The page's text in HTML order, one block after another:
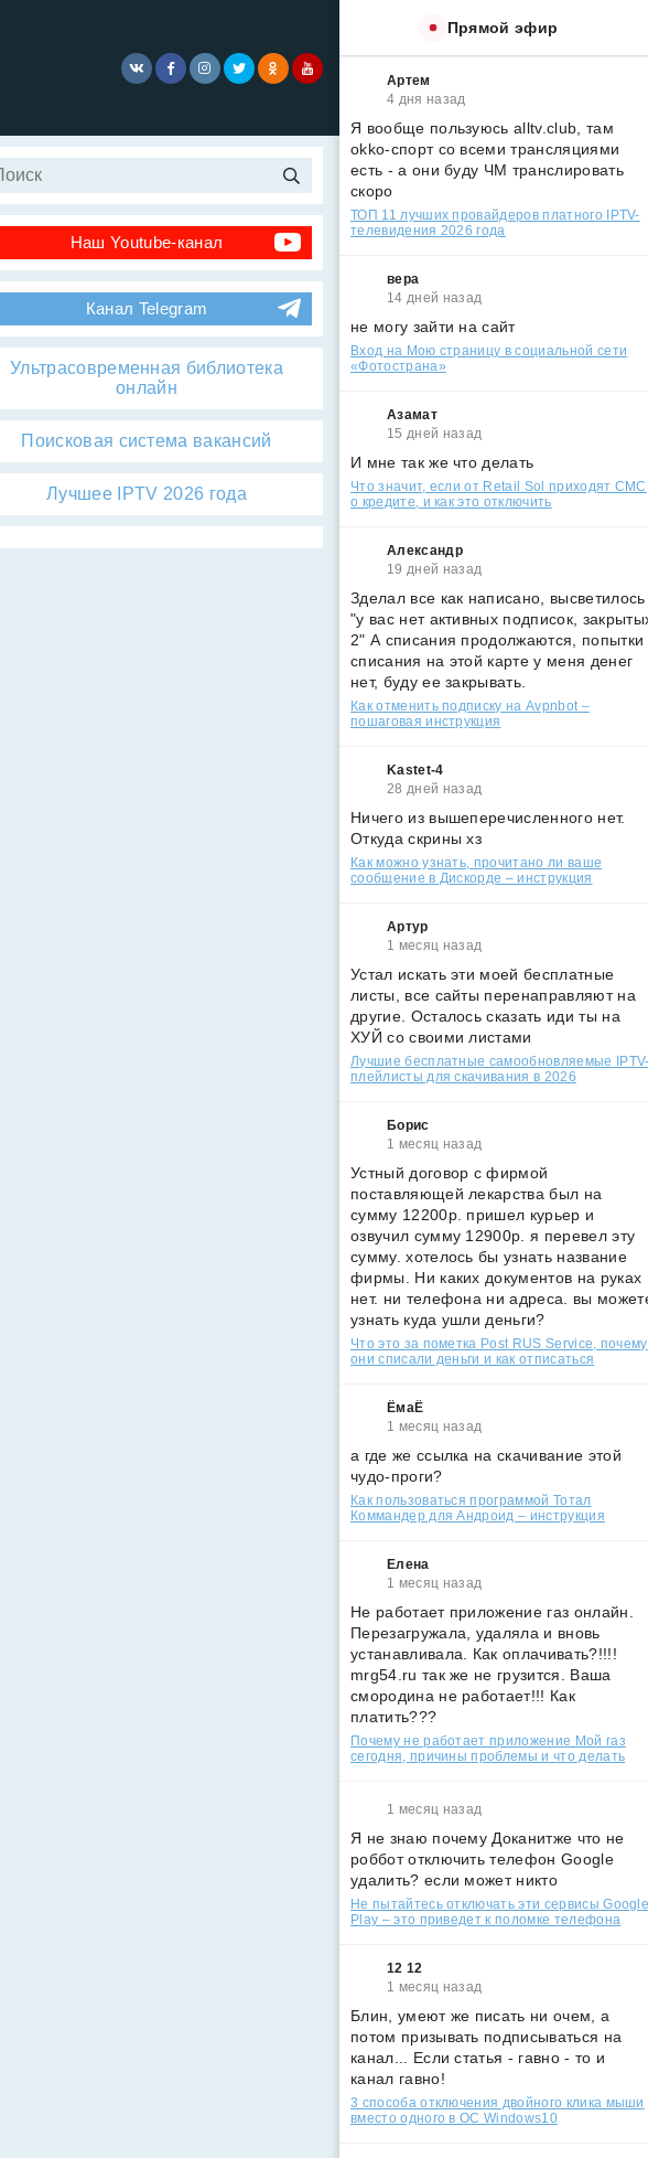
Наш Youtube-канал
Канал Telegram
Ультрасовременная библиотека
онлайн
Поисковая система вакансий
Лучшее IPTV 2026 года
Прямой эфир
Артем
4 дня назад
Я вообще пользуюсь alltv.club, там
okko-спорт со всеми трансляциями
есть - а они буду ЧМ транслировать
скоро
ТОП 11 лучших провайдеров платного IPTV-
телевидения 2026 года
вера
14 дней назад
не могу зайти на сайт
Вход на Мою страницу в социальной сети
«Фотострана»
Азамат
15 дней назад
И мне так же что делать
Что значит, если от Retail Sol приходят СМС
о кредите, и как это отключить
Александр
19 дней назад
Зделал все как написано, высветилось
"у вас нет активных подписок,
2" А списания продолжаются, попытки
списания на этой карте у меня денег
нет, буду ее закрывать.
Как отменить подписку на Avpnbot –
пошаговая инструкция
Kastet-4
28 дней назад
Ничего из вышеперечисленного нет.
Откуда скрины хз
Как можно узнать, прочитано ли ваше
сообщение в Дискорде – инструкция
Артур
1 месяц назад
Устал искать эти моей бесплатные
листы, все сайты перенаправляют на
другие. Осталось сказать иди ты на
ХУЙ со своими листами
Лучшие бесплатные самообновляемые
плейлисты для скачивания в 2026
Борис
1 месяц назад
Устный договор с фирмой
поставляющей лекарства был на
сумму 12200р. пришел курьер и
озвучил сумму 12900р. я перевел эту
сумму. хотелось бы узнать название
фирмы. Ни каких документов на руках
нет. ни телефона ни адреса. вы
узнать куда ушли деньги?
Что это за пометка Post RUS Service, почему
они списали деньги и как отписаться
ЁмаЁ
1 месяц назад
а где же ссылка на скачивание этой
чудо-проги?
Как пользоваться программой Тотал
Коммандер для Андроид – инструкция
Елена
1 месяц назад
Не работает приложение газ онлайн.
Перезагружала, удаляла и вновь
устанавливала. Как оплачивать?!!!!
mrg54.ru так же не грузится. Ваша
смородина не работает!!! Как
платить???
Почему не работает приложение Мой газ
сегодня, причины проблемы и что делать
1 месяц назад
Я не знаю почему Доканитже что не
роббот отключить телефон Google
удалить? если может никто
Не пытайтесь отключать эти сервисы
Play – это приведет к поломке телефона
12 12
1 месяц назад
Блин, умеют же писать ни очем, а
потом призывать подписываться на
канал... Если статья - гавно - то и
канал гавно!
3 способа отключения двойного клика мыши
вместо одного в ОС Windows10